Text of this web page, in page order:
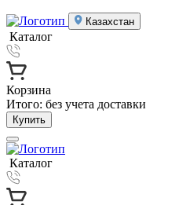
Казахстан
Каталог
Корзина
Итого: без учета доставки
Купить
Каталог